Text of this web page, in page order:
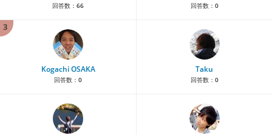
回答数： 66 回答数： 0
3
Kogachi OSAKA
回答数： 0
Taku
回答数： 0